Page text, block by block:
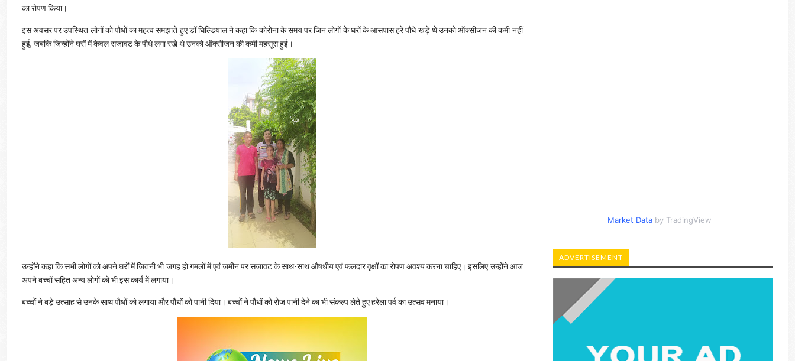
का रोपण किया।
इस अवसर पर उपस्थित लोगों को पौधों का महत्व समझाते हुए डॉ घिल्डियाल ने कहा कि कोरोना के समय पर जिन लोगों के घरों के आसपास हरे पौधे खड़े थे उनको ऑक्सीजन की कमी नहीं
हुई, जबकि जिन्होंने घरों में केवल सजावट के पौधे लगा रखे थे उनको ऑक्सीजन की कमी महसूस हुई।
उन्होंने कहा कि सभी लोगों को अपने घरों में जितनी भी जगह हो गमलों में एवं जमीन पर सजावट के साथ-साथ औषधीय एवं फलदार वृक्षों का रोपण अवश्य करना चाहिए। इसलिए उन्होंने आज
अपने बच्चों सहित अन्य लोगों को भी इस कार्य में लगाया।
बच्चों ने बड़े उत्साह से उनके साथ पौधों को लगाया और पौधों को पानी दिया। बच्चों ने पौधों को रोज पानी देने का भी संकल्प लेते हुए हरेला पर्व का उत्सव मनाया।
Market Databy TradingView
ADVERTISEMENT